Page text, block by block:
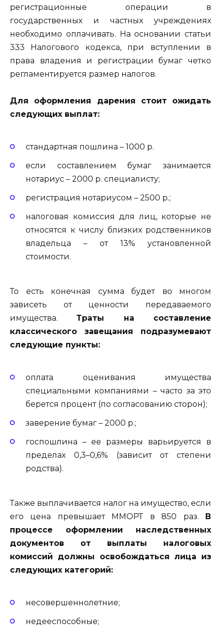
регистрационные операции в
государственных и частных учреждениях
необходимо оплачивать. На основании статьи
333 Налогового кодекса,при вступлении в
права владения и регистрации бумаг четко
регламентируется размер налогов.
Для оформления дарения стоит ожидать
следующих выплат:
стандартная пошлина – 1000 р.
если составлением бумаг занимается
нотариус – 2000 р. специалисту;
регистрация нотариусом – 2500 р.;
налоговая комиссия для лиц, которые не
относятся к числу близких родственников
владельца – от 13% установленной
стоимости.
То есть конечная сумма будет во многом
зависеть от ценности передаваемого
имущества.Траты на составление
классического завещания подразумевают
следующие пункты:
оплата оценивания имущества
специальными компаниями – часто за это
берется процент (по согласованию сторон);
заверение бумаг – 2000 р.;
госпошлина – ее размеры варьируется в
пределах 0,3–0,6% (зависит от степени
родства).
Также выплачивается налог на имущество, если
его цена превышает ММОРТ в 850 раз.
В
процессе оформлении наследственных
документов от выплаты налоговых
комиссий должны освобождаться лица из
следующих категорий:
несовершеннолетние;
недееспособные;